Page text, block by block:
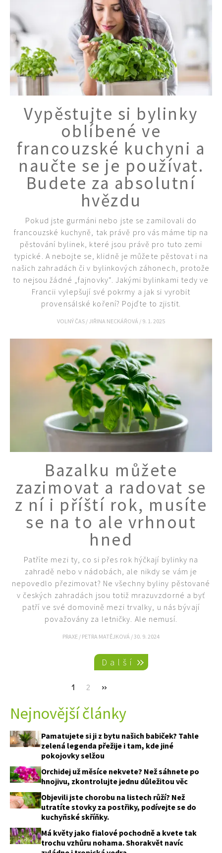
Vypěstujte si bylinky
oblíbené ve
francouzské kuchyni a
naučte se je používat.
Budete za absolutní
hvězdu
Pokud jste gurmáni nebo jste se zamilovali do
francouzské kuchyně, tak právě pro vás máme tip na
pěstování bylinek, které jsou právě pro tuto zemi
typické. A nebojte se, klidně je můžete pěstovat i na
našich zahradách či v bylinkových záhonech, protože
to nejsou žádné „fajnovky“. Jakými bylinkami tedy ve
Francii vylepšují své pokrmy a jak si vyrobit
provensálské koření? Pojďte to zjistit.
VOLNÝ ČAS / JIŘINA NECKÁŘOVÁ / 9. 1. 2025
Bazalku můžete
zazimovat a radovat se
z ní i příští rok, musíte
se na to ale vrhnout
hned
Patříte mezi ty, co si přes rok hýčkají bylinky na
zahradě nebo v nádobách, ale nikdy se vám je
nepovedlo přezimovat? Ne všechny byliny pěstované
v českých zahradách jsou totiž mrazuvzdorné a byť
patří ve své domovině mezi trvalky, u nás bývají
považovány za letničky. Ale nemusí.
PRAXE / PETRA MATĚJKOVÁ /30. 9. 2024
Pagination
Další
Current
1 Page
2
Next
››
Nejnovější články
Pamatujete si ji z bytu našich babiček? Tahle
zelená legenda přežije i tam, kde jiné
pokojovky selžou
Orchidej už měsíce nekvete? Než sáhnete po
hnojivu, zkontrolujte jednu důležitou věc
Objevili jste chorobu na listech růží? Než
utratíte stovky za postřiky, podívejte se do
kuchyňské skříňky.
Má květy jako fialové pochodně a kvete tak
trochu vzhůru nohama. Shorakvět navíc